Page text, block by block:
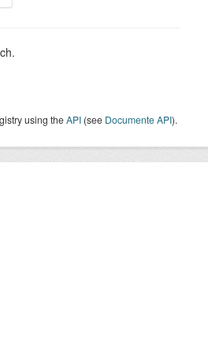
using theAPI (see Documente API).